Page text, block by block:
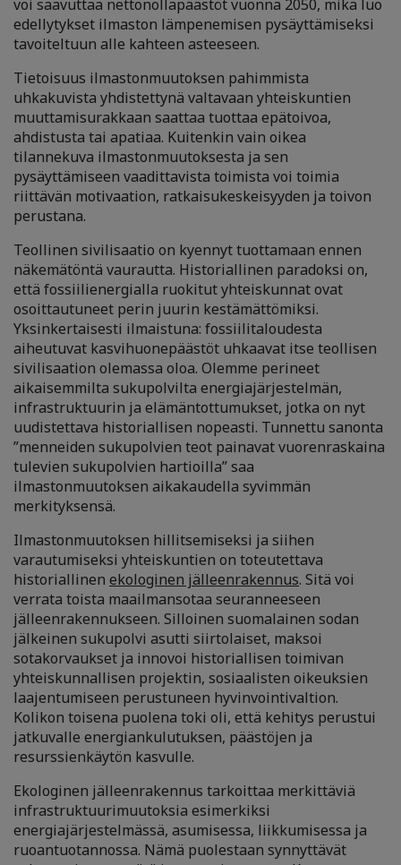
voi saavuttaa nettonollapäästöt vuonna 2050, mikä luo
edellytykset ilmaston lämpenemisen pysäyttämiseksi
tavoiteltuun alle kahteen asteeseen.
Tietoisuus ilmastonmuutoksen pahimmista
uhkakuvista yhdistettynä valtavaan yhteiskuntien
muuttamisurakkaan saattaa tuottaa epätoivoa,
ahdistusta tai apatiaa. Kuitenkin vain oikea
tilannekuva ilmastonmuutoksesta ja sen
pysäyttämiseen vaadittavista toimista voi toimia
riittävän motivaation, ratkaisukeskeisyyden ja toivon
perustana.
Teollinen sivilisaatio on kyennyt tuottamaan ennen
näkemätöntä vaurautta. Historiallinen paradoksi on,
että fossiilienergialla ruokitut yhteiskunnat ovat
osoittautuneet perin juurin kestämättömiksi.
Yksinkertaisesti ilmaistuna: fossiilitaloudesta
aiheutuvat kasvihuonepäästöt uhkaavat itse teollisen
sivilisaation olemassa oloa. Olemme perineet
aikaisemmilta sukupolvilta energiajärjestelmän,
infrastruktuurin ja elämäntottumukset, jotka on nyt
uudistettava historiallisen nopeasti. Tunnettu sanonta
”menneiden sukupolvien teot painavat vuorenraskaina
tulevien sukupolvien hartioilla” saa
ilmastonmuutoksen aikakaudella syvimmän
merkityksensä.
Ilmastonmuutoksen hillitsemiseksi ja siihen
varautumiseksi yhteiskuntien on toteutettava
historiallinen ekologinen jälleenrakennus. Sitä voi
verrata toista maailmansotaa seuranneeseen
jälleenrakennukseen. Silloinen suomalainen sodan
jälkeinen sukupolvi asutti siirtolaiset, maksoi
sotakorvaukset ja innovoi historiallisen toimivan
yhteiskunnallisen projektin, sosiaalisten oikeuksien
laajentumiseen perustuneen hyvinvointivaltion.
Kolikon toisena puolena toki oli, että kehitys perustui
jatkuvalle energiankulutuksen, päästöjen ja
resurssienkäytön kasvulle.
Ekologinen jälleenrakennus tarkoittaa merkittäviä
infrastruktuurimuutoksia esimerkiksi
energiajärjestelmässä, asumisessa, liikkumisessa ja
ruoantuotannossa. Nämä puolestaan synnyttävät